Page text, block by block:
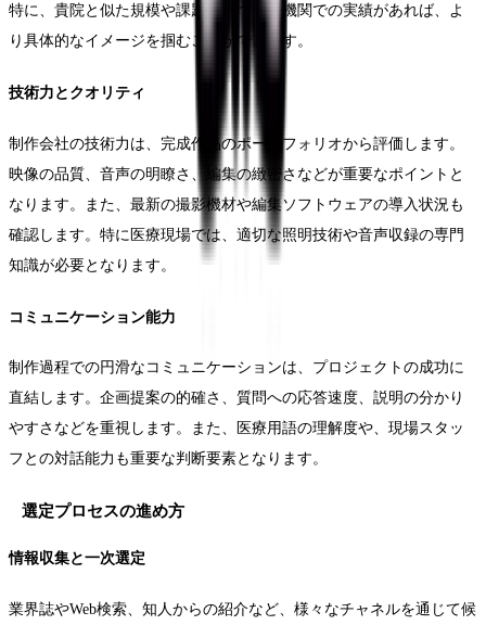
特に、貴院と似た規模や課題を持つ医療機関での実績があれば、よ
り具体的なイメージを掴むことができます。
技術力とクオリティ
制作会社の技術力は、完成作品のポートフォリオから評価します。
映像の品質、音声の明瞭さ、編集の緻密さなどが重要なポイントと
なります。また、最新の撮影機材や編集ソフトウェアの導入状況も
確認します。特に医療現場では、適切な照明技術や音声収録の専門
知識が必要となります。
コミュニケーション能力
制作過程での円滑なコミュニケーションは、プロジェクトの成功に
直結します。企画提案の的確さ、質問への応答速度、説明の分かり
やすさなどを重視します。また、医療用語の理解度や、現場スタッ
フとの対話能力も重要な判断要素となります。
選定プロセスの進め方
情報収集と一次選定
業界誌やWeb検索、知人からの紹介など、様々なチャネルを通じて候